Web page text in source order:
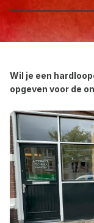
Wil je een
opgeven voor de